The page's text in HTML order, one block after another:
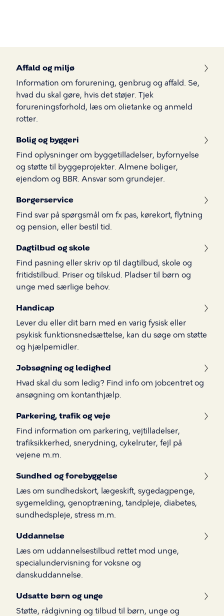
Borger
Affald og miljø
Information om forurening, genbrug og affald. Se,
hvad du skal gøre, hvis det støjer. Tjek
forureningsforhold, læs om olietanke og anmeld
rotter.
Bolig og byggeri
Find oplysninger om byggetilladelser, byfornyelse
og støtte til byggeprojekter. Almene boliger,
ejendom og BBR. Ansvar som grundejer.
Borgerservice
Find svar på spørgsmål om fx pas, kørekort, flytning
og pension, eller bestil tid.
Dagtilbud og skole
Find pasning eller skriv op til dagtilbud, skole og
fritidstilbud. Priser og tilskud. Pladser til børn og
unge med særlige behov.
Handicap
Lever du eller dit barn med en varig fysisk eller
psykisk funktionsnedsættelse, kan du søge om støtte
og hjælpemidler.
Jobsøgning og ledighed
Hvad skal du som ledig? Find info om jobcentret og
ansøgning om kontanthjælp.
Parkering, trafik og veje
Find information om parkering, vejtilladelser,
trafiksikkerhed, snerydning, cykelruter, fejl på
vejene m.m.
Sundhed og forebyggelse
Læs om sundhedskort, lægeskift, sygedagpenge,
sygemelding, genoptræning, tandpleje, diabetes,
sundhedspleje, stress m.m.
Uddannelse
Læs om uddannelsestilbud rettet mod unge,
specialundervisning for voksne og
danskuddannelse.
Udsatte børn og unge
Støtte, rådgivning og tilbud til børn, unge og